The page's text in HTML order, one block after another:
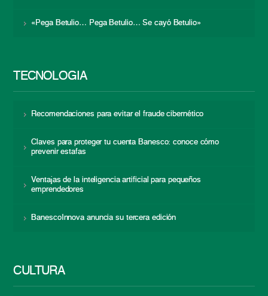
«Pega Betulio… Pega Betulio… Se cayó Betulio»
TECNOLOGÍA
Recomendaciones para evitar el fraude cibernético
Claves para proteger tu cuenta Banesco: conoce cómo
prevenir estafas
Ventajas de la inteligencia artificial para pequeños
emprendedores
BanescoInnova anuncia su tercera edición
CULTURA